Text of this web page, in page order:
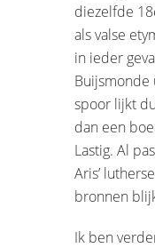
diezelfde
als valse
in ieder
Buijsmonde
spoor lijkt
dan een
Lastig. Al
Aris’
bronnen
Ik ben